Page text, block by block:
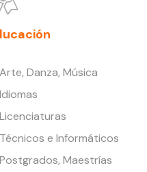
Danza, Música
e Informáticos
Maestrías